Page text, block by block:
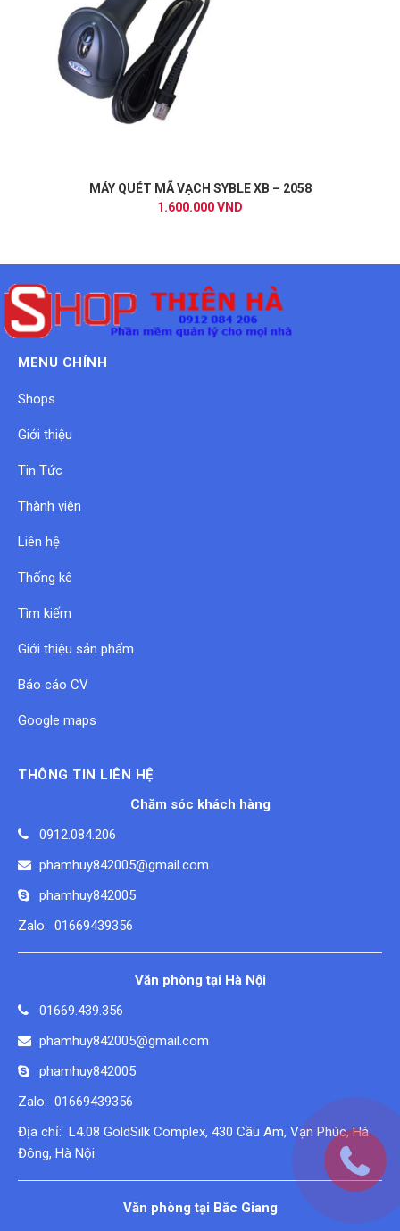
MÁY QUÉT MÃ VẠCH SYBLE XB – 2058
1.600.000 VND
MENU CHÍNH
Shops
Giới thiệu
Tin Tức
Thành viên
Liên hệ
Thống kê
Tìm kiếm
Giới thiệu sản phẩm
Báo cáo CV
Google maps
THÔNG TIN LIÊN HỆ
Chăm sóc khách hàng
0912.084.206
phamhuy842005@gmail.com
phamhuy842005
Zalo: 01669439356
Văn phòng tại Hà Nội
01669.439.356
phamhuy842005@gmail.com
phamhuy842005
Zalo: 01669439356
Địa chỉ: L4.08 GoldSilk Complex, 430 Cầu Am, Vạn Phúc, Hà
Đông, Hà Nội
Văn phòng tại Bắc Giang